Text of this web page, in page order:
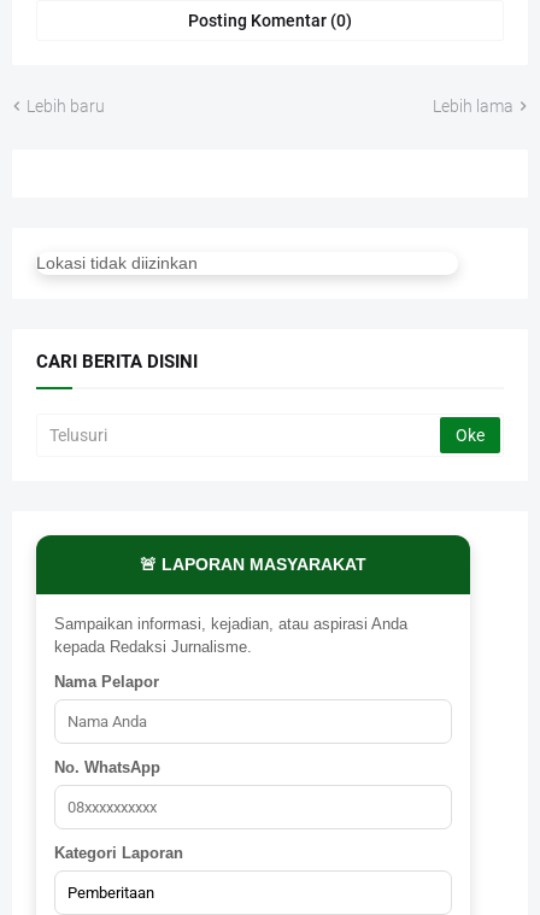
Posting Komentar (0)
Lebih baru Lebih lama
Lokasi tidak diizinkan
CARI BERITA DISINI
🚨 LAPORAN MASYARAKAT
Sampaikan informasi, kejadian, atau aspirasi Anda
kepada Redaksi Jurnalisme.
Nama Pelapor
No. WhatsApp
Kategori Laporan